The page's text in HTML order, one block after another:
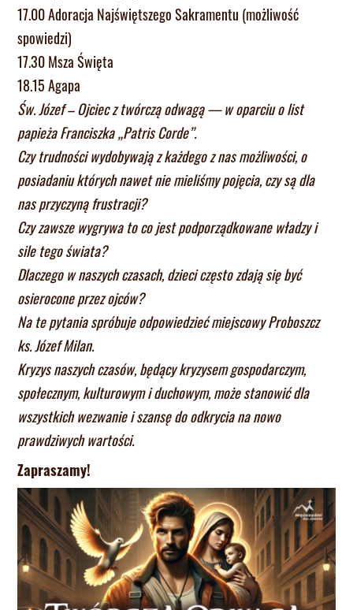
17.00 Adoracja Najświętszego Sakramentu (możliwość
spowiedzi)
17.30 Msza Święta
18.15 Agapa
Św. Józef – Ojciec z twórczą odwagą — w oparciu o list
papieża Franciszka „Patris Corde”.
Czy trudności wydobywają z każdego z nas możliwości, o
posiadaniu których nawet nie mieliśmy pojęcia, czy są dla
nas przyczyną frustracji?
Czy zawsze wygrywa to co jest podporządkowane władzy i
sile tego świata?
Dlaczego w naszych czasach, dzieci często zdają się być
osierocone przez ojców?
Na te pytania spróbuje odpowiedzieć miejscowy Proboszcz
ks. Józef Milan.
Kryzys naszych czasów, będący kryzysem gospodarczym,
społecznym, kulturowym i duchowym, może stanowić dla
wszystkich wezwanie i szansę do odkrycia na nowo
prawdziwych wartości.
Zapraszamy!